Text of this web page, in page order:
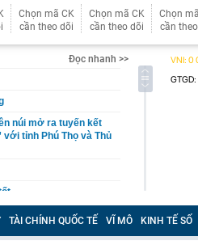
Chọn mã CK
cần theo dõi
Chọn mã CK
cần theo dõi
Chọn
cần
Đọc nhanh >>
núi mở ra tuyến kết
với tỉnh Phú Thọ và Thủ
hàng chục mét
có điều kiện
TÀI CHÍNH QUỐC TẾ VĨ MÔ KINH TẾ SỐ